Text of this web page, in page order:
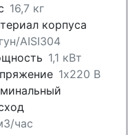
16,7 кг
корпуса
AISI304
1,1 кВт
1х220 В
час